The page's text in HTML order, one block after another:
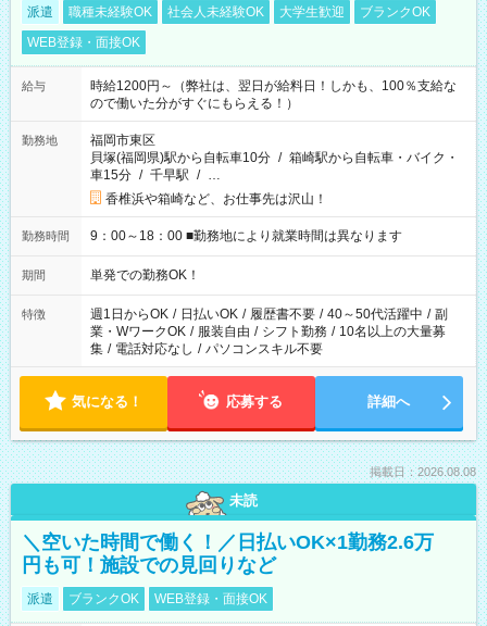
派遣 職種未経験OK 社会人未経験OK 大学生歓迎
ブランクOK
WEB登録・面接OK
給与
時給1200円～（弊社は、翌日が給料日！しかも、100％支給な
ので働いた分がすぐにもらえる！）
勤務地
福岡市東区
貝塚(福岡県)駅から自転車10分 / 箱崎駅から自転車・バイク・
車15分 / 千早駅 / …
香椎浜や箱崎など、お仕事先は沢山！
勤務時間 9：00～18：00 ■勤務地により就業時間は異なります
期間 単発での勤務OK！
特徴 週1日からOK / 日払いOK / 履歴書不要 / 40～50代活躍中 / 副
業・WワークOK / 服装自由 / シフト勤務 / 10名以上の大量募
集 / 電話対応なし / パソコンスキル不要
気になる！ 応募する 詳細へ
掲載日：2026.08.08
未読
＼空いた時間で働く！／日払いOK×1勤務2.6万
円も可！施設での見回りなど
派遣 ブランクOK WEB登録・面接OK